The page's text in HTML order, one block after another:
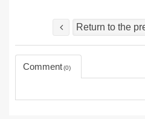
Return to the
Comment 0